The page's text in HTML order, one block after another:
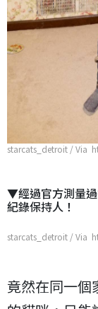
starcats_detroit / Via
▼經過官方測量
紀錄保持人！
starcats_detroit / Via
竟然在同一個